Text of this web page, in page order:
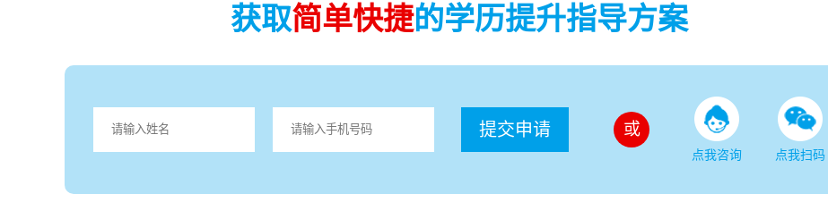
获取简单快捷的学历提升指导方案
提交申请 或
点我咨询 点我扫码